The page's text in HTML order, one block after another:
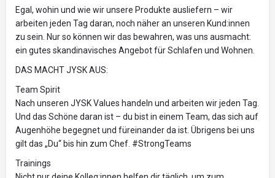
Egal, wohin und wie wir unsere Produkte ausliefern – wir
arbeiten jeden Tag daran, noch näher an unseren Kund:innen
zu sein. Nur so können wir das bewahren, was uns ausmacht:
ein gutes skandinavisches Angebot für Schlafen und Wohnen.
DAS MACHT JYSK AUS:
Team Spirit
Nach unseren JYSK Values handeln und arbeiten wir jeden Tag.
Und das Schöne daran ist – du bist in einem Team, das sich auf
Augenhöhe begegnet und füreinander da ist. Übrigens bei uns
gilt das „Du“ bis hin zum Chef. #StrongTeams
Trainings